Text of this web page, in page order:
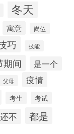
冬天
寓意 岗位
巧 技能
期间 是一个
父母 疫情
考生 考试
还不 都是